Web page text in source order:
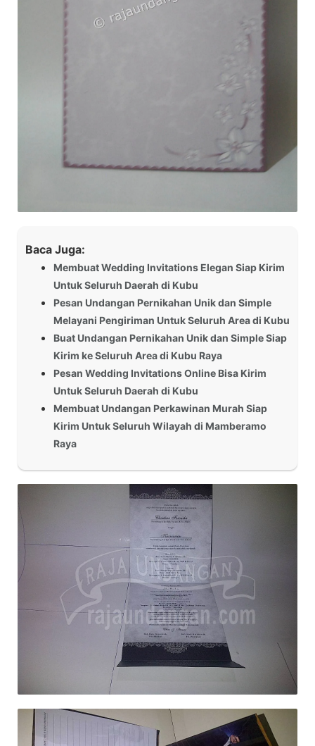
Baca Juga:
Membuat Wedding Invitations Elegan Siap Kirim
Untuk Seluruh Daerah di Kubu
Pesan Undangan Pernikahan Unik dan Simple
Melayani Pengiriman Untuk Seluruh Area di Kubu
Buat Undangan Pernikahan Unik dan Simple Siap
Kirim ke Seluruh Area di Kubu Raya
Pesan Wedding Invitations Online Bisa Kirim
Untuk Seluruh Daerah di Kubu
Membuat Undangan Perkawinan Murah Siap
Kirim Untuk Seluruh Wilayah di Mamberamo
Raya